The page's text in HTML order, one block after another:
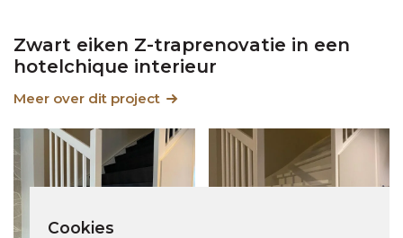
Zwart eiken Z-traprenovatie in een
hotelchique interieur
Meer over dit project
Cookies